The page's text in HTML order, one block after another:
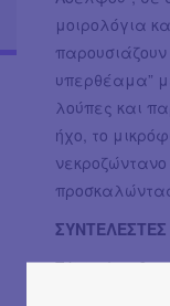
μοιρολόγια
υπερθέαμα”
λούπες και
ήχο, το
ΣΥΝΤΕΛΕΣΤΕΣ
Σύλληψη -